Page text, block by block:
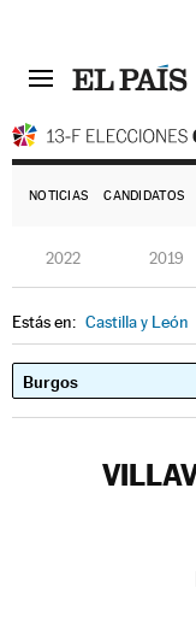
NOTICIAS CANDIDATOS
2022 2019
Estás en: Castilla y León